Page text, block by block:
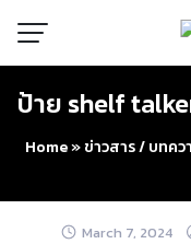
content
ป้าย shelf
Home»ข่าวสาร / บทคว
March 7, 2024